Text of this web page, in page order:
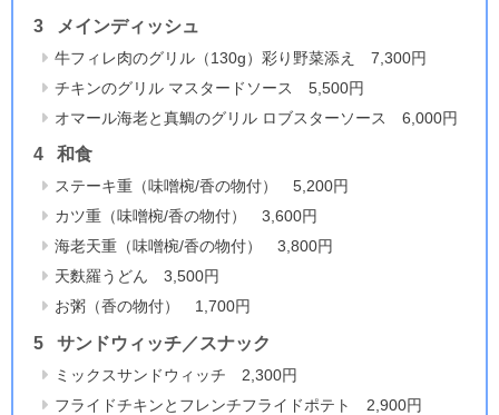
メインディッシュ
牛フィレ肉のグリル（130g）彩り野菜添え 7,300円
チキンのグリル マスタードソース 5,500円
オマール海老と真鯛のグリル ロブスターソース 6,000円
和食
ステーキ重（味噌椀/香の物付） 5,200円
カツ重（味噌椀/香の物付） 3,600円
海老天重（味噌椀/香の物付） 3,800円
天麩羅うどん 3,500円
お粥（香の物付） 1,700円
サンドウィッチ／スナック
ミックスサンドウィッチ 2,300円
フライドチキンとフレンチフライドポテト 2,900円